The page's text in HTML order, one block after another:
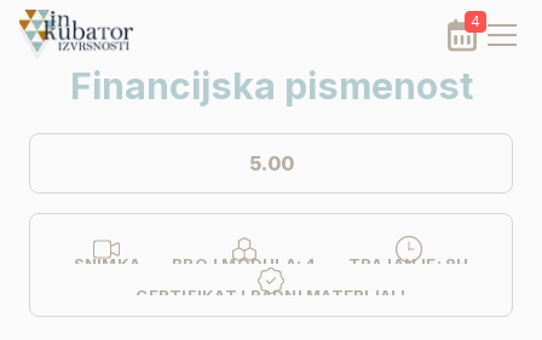
4
Financijska pismenost
SNIMKA BROJ MODULA: 4 TRAJANJE: 8H
CERTIFIKAT I RADNI MATERIJALI
5.00